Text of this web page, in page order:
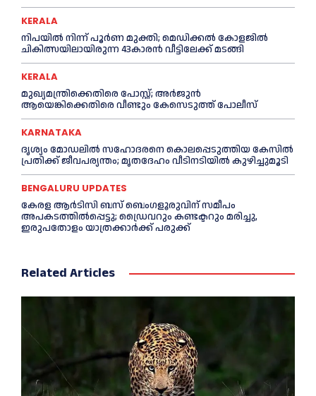
KERALA
നിപയില്‍ നിന്ന് പൂര്‍ണ മുക്തി; മെഡിക്കല്‍ കോളജില്‍
ചികിത്സയിലായിരുന്ന 43കാരന്‍ വീട്ടിലേക്ക് മടങ്ങി
KERALA
മുഖ്യമന്ത്രിക്കെതിരെ പോസ്റ്റ്; അര്‍ജുൻ
ആയെങ്കിക്കെതിരെ വീണ്ടും കേസെടുത്ത് പോലീസ്
KARNATAKA
ദൃശ്യം മോഡലിൽ സഹോദരനെ കൊലപ്പെടുത്തിയ കേസിൽ
പ്രതിക്ക് ജീവപര്യന്തം; മൃതദേഹം വീടിനടിയിൽ കുഴിച്ചുമൂടി
BENGALURU UPDATES
കേരള ആർടിസി ബസ് ബെംഗളൂരുവിന് സമീപം
അപകടത്തിൽപ്പെട്ടു; ഡ്രൈവറും കണ്ടക്ടറും മരിച്ചു,
ഇരുപതോളം യാത്രക്കാർക്ക് പരുക്ക്
Related Articles